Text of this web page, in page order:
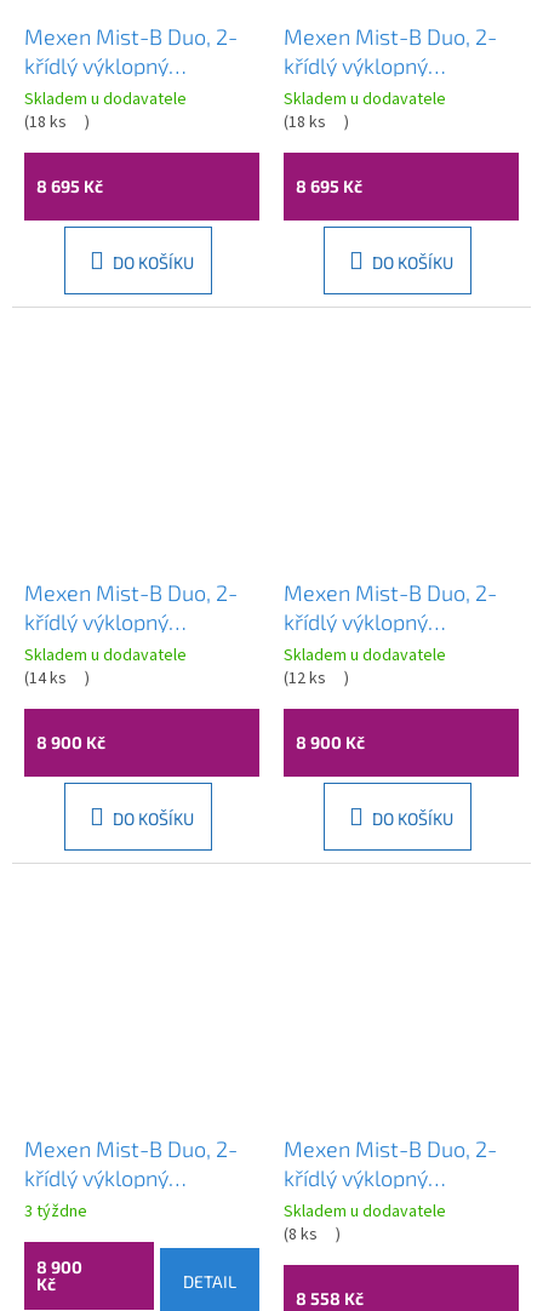
Mexen Mist-B Duo, 2-
křídlý ​​výklopný
sprchový kout 95 x 75
cm, čiré sklo, chromový
profil, 8A2-095-075-01-
00
Skladem u dodavatele
(18 ks )
8 695 Kč
DO KOŠÍKU
Mexen Mist-B Duo, 2-
křídlý ​​výklopný
sprchový kout 95 x 75
cm, čiré sklo, černý
profil, 8A2-095-075-
70-00
Skladem u dodavatele
(18 ks )
8 695 Kč
DO KOŠÍKU
Mexen Mist-B Duo, 2-
křídlý ​​výklopný
sprchový kout 95 x 70
cm, čiré sklo, zlatý
matný profil, 8A2-095-
070-55-00
Skladem u dodavatele
(14 ks )
8 900 Kč
DO KOŠÍKU
Mexen Mist-B Duo, 2-
křídlý ​​výklopný
sprchový kout 95 x 70
cm, čiré sklo, zlatý
lesklý profil, 8A2-095-
070-50-00
Skladem u dodavatele
(12 ks )
8 900 Kč
DO KOŠÍKU
Mexen Mist-B Duo, 2-
křídlý ​​výklopný
sprchový kout 95 x 70
cm, čiré sklo, měděný
matný profil, 8A2-095-
070-65-00
3 týždne
8 900
Kč
DETAIL
Mexen Mist-B Duo, 2-
křídlý ​​výklopný
sprchový kout 95 x 70
cm, čiré sklo, chromový
profil, 8A2-095-070-
01-00
Skladem u dodavatele
(8 ks )
8 558 Kč